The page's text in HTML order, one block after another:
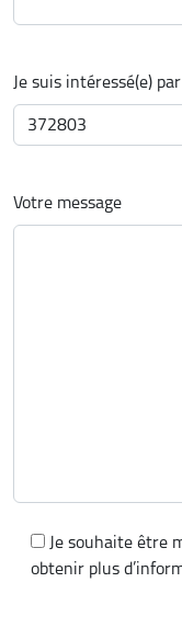
Je suis intéressé(e)
Votre message
Je souhaite être
obtenir plus